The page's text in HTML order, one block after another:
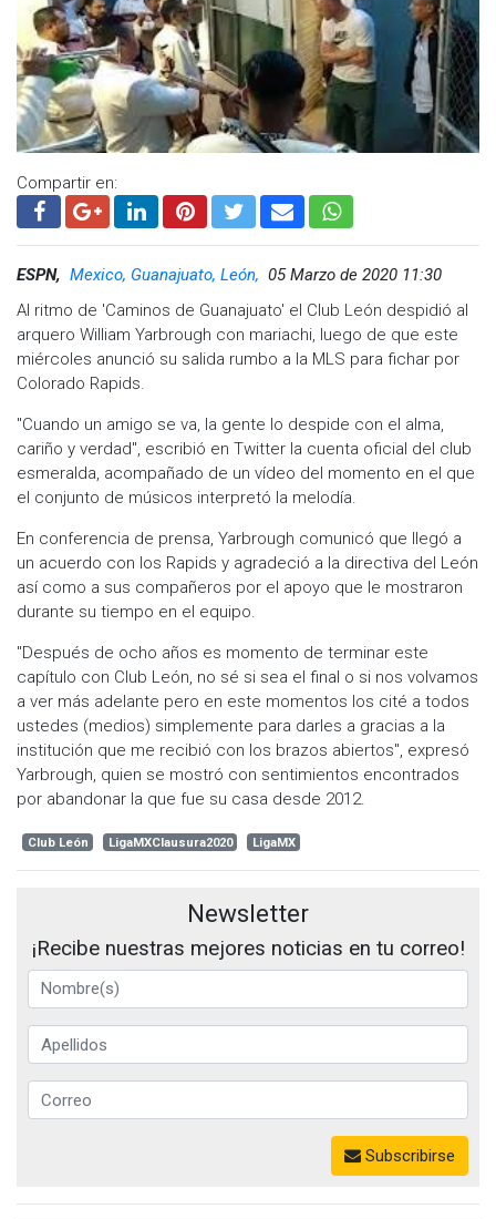
Compartir en:
ESPN, Mexico, Guanajuato, León, 05 Marzo de 2020 11:30
Al ritmo de 'Caminos de Guanajuato' el Club León despidió al
arquero William Yarbrough con mariachi, luego de que este
miércoles anunció su salida rumbo a la MLS para fichar por
Colorado Rapids.
"Cuando un amigo se va, la gente lo despide con el alma,
cariño y verdad", escribió en Twitter la cuenta oficial del club
esmeralda, acompañado de un vídeo del momento en el que
el conjunto de músicos interpretó la melodía.
En conferencia de prensa, Yarbrough comunicó que llegó a
un acuerdo con los Rapids y agradeció a la directiva del León
así como a sus compañeros por el apoyo que le mostraron
durante su tiempo en el equipo.
"Después de ocho años es momento de terminar este
capítulo con Club León, no sé si sea el final o si nos volvamos
a ver más adelante pero en este momentos los cité a todos
ustedes (medios) simplemente para darles a gracias a la
institución que me recibió con los brazos abiertos", expresó
Yarbrough, quien se mostró con sentimientos encontrados
por abandonar la que fue su casa desde 2012.
Club León LigaMXClausura2020 LigaMX
Newsletter
¡Recibe nuestras mejores noticias en tu correo!
Subscribirse